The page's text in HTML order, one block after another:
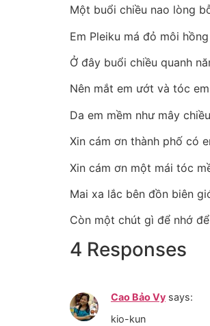
Một buổi chiều nao lòng
Em Pleiku má đỏ môi hồng
Ở đây buổi chiều quanh
Nên mắt em ướt và tóc
Da em mềm như mây
Xin cám ơn thành phố có
Xin cám ơn một mái tóc
Mai xa lắc bên đồn biên
Còn một chút gì để nhớ
4 Responses
Cao Bảo Vy says:
kio-kun